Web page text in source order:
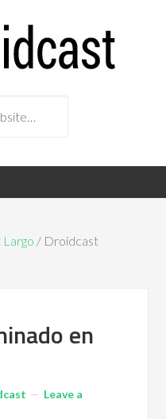
/ Droidcast
en
Leave a